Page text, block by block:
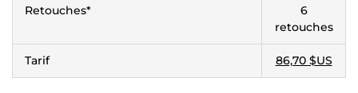
Retouches*
6
retouches
Tarif 86,70 $US